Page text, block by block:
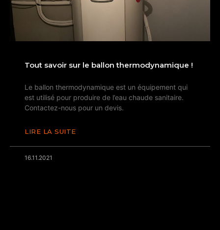
Tout savoir sur le ballon thermodynamique !
Le ballon thermodynamique est un équipement qui
est utilisé pour produire de l’eau chaude sanitaire.
Contactez-nous pour un devis.
LIRE LA SUITE
16.11.2021